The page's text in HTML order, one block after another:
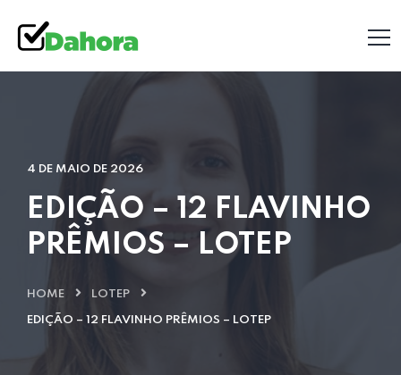
4 DE MAIO DE 2026
EDIÇÃO – 12 FLAVINHO
PRÊMIOS – LOTEP
HOME LOTEP
EDIÇÃO – 12 FLAVINHO PRÊMIOS – LOTEP